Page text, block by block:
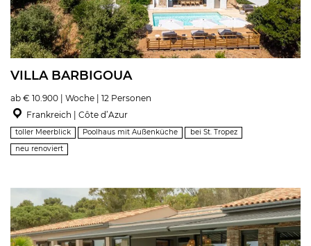
VILLA BARBIGOUA
ab € 10.900 | Woche | 12 Personen
Frankreich | Côte d’Azur
toller Meerblick Poolhaus mit Außenküche
bei St. Tropez
neu renoviert